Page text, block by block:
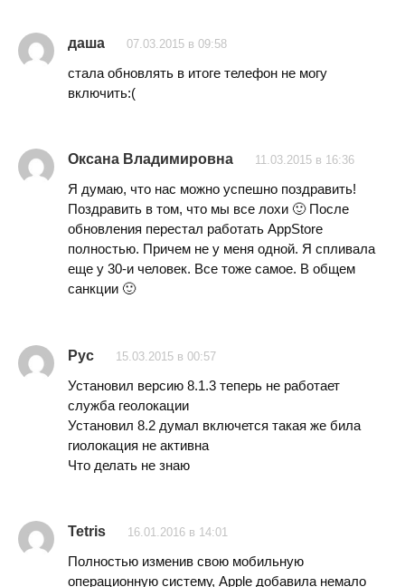
даша 07.03.2015 в 09:58
стала обновлять в итоге телефон не могу
включить:(
Оксана Владимировна 11.03.2015 в 16:36
Я думаю, что нас можно успешно поздравить!
Поздравить в том, что мы все лохи 🙂 После
обновления перестал работать AppStore
полностью. Причем не у меня одной. Я спливала
еще у 30-и человек. Все тоже самое. В общем
санкции 🙂
Рус 15.03.2015 в 00:57
Установил версию 8.1.3 теперь не работает
служба геолокации
Установил 8.2 думал включется такая же била
гиолокация не активна
Что делать не знаю
Tetris 16.01.2016 в 14:01
Полностью изменив свою мобильную
операционную систему, Apple добавила немало